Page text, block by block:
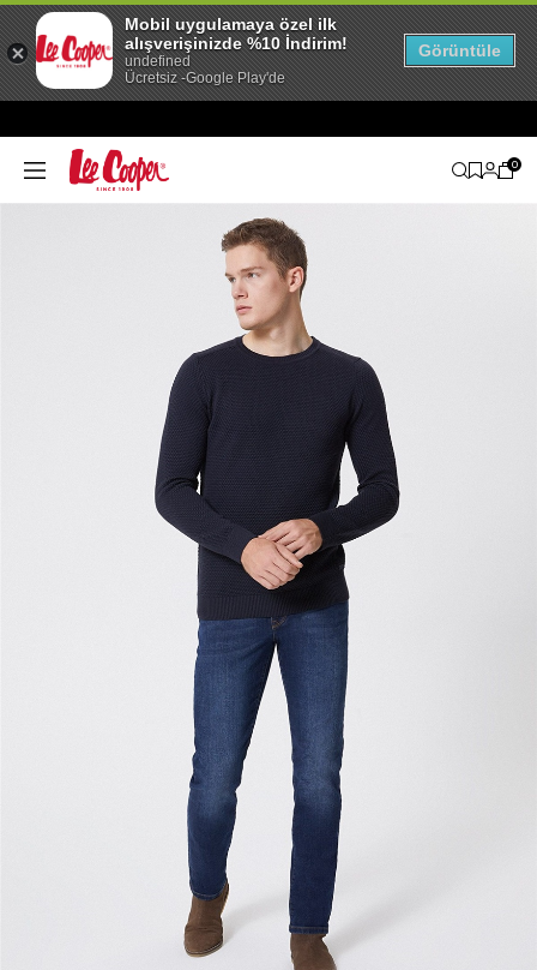
0
Mobil uygulamaya özel ilk
alışverişinizde %10 İndirim!
undefined
Ücretsiz -Google Play'de
Görüntüle